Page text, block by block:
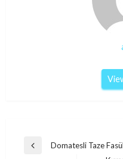
Post
Previous
Domatesli Taze